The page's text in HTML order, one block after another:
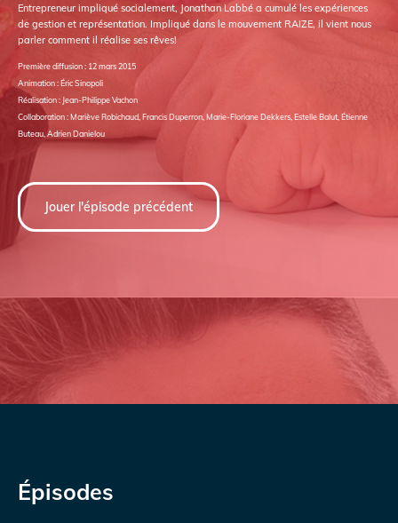
Entrepreneur impliqué socialement, Jonathan Labbé a cumulé les expériences
de gestion et représentation. Impliqué dans le mouvement RAIZE, il vient nous
parler comment il réalise ses rêves!
Première diffusion : 12 mars 2015
Animation : Éric Sinopoli
Réalisation : Jean-Philippe Vachon
Collaboration : Mariève Robichaud, Francis Duperron, Marie-Floriane Dekkers, Estelle Balut, Étienne
Buteau, Adrien Danielou
Jouer l'épisode précédent
Épisodes